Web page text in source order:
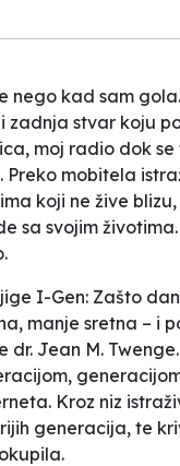
nego kad sam
zadnja stvar koju
moj radio dok
Preko mobitela
koji ne žive
sa svojim
I-Gen: Zašto
manje sretna – i
dr. Jean M.
Kroz niz
generacija, te